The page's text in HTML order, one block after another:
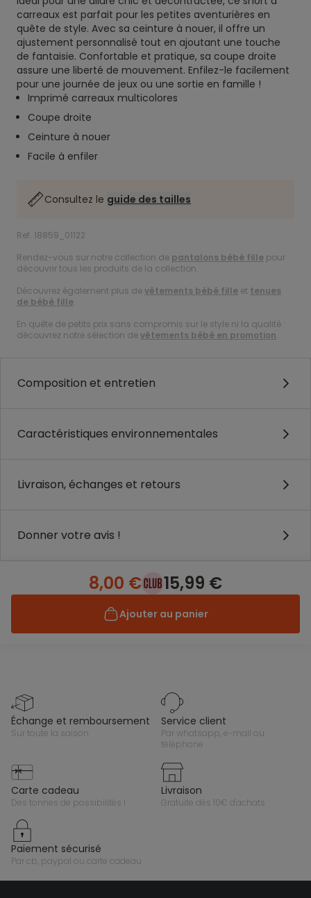
carreaux est parfait pour les petites aventurières en
quête de style. Avec sa ceinture à nouer, il offre un
ajustement personnalisé tout en ajoutant une touche
de fantaisie. Confortable et pratique, sa coupe droite
assure une liberté de mouvement. Enfilez-le facilement
pour une journée de jeux ou une sortie en famille !
Imprimé carreaux multicolores
Coupe droite
Ceinture à nouer
Facile à enfiler
Consultez le guide des tailles
Ref. 18859_01122
Rendez-vous sur notre collection de pantalons bébé fille pour
découvrir tous les produits de la collection.
Découvrez également plus devêtements bébé fille et tenues
de bébé fille.
En quête de petits prix sans compromis sur le style ni la qualité :
découvrez notre sélection devêtements bébé en promotion.
Composition et entretien
Caractéristiques environnementales
Livraison, échanges et retours
Donner votre avis !
8,00 € 15,99 €
Ajouter au panier
échange et remboursement
sur toute la saison
service client
par whatsapp, e-mail ou
téléphone
carte cadeau
des tonnes de possibilités !
livraison
gratuite dès 10€ d'achats
paiement sécurisé
par cb, paypal ou carte cadeau